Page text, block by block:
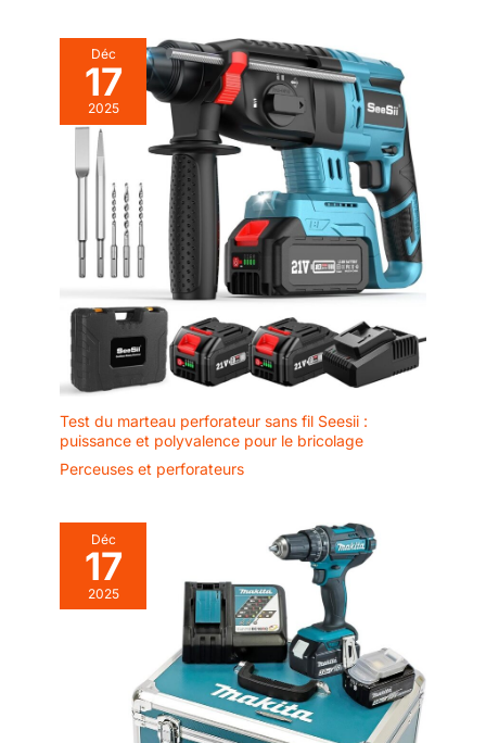
Déc
17
2025
Test du marteau perforateur sans fil Seesii :
puissance et polyvalence pour le bricolage
Perceuses et perforateurs
Déc
17
2025